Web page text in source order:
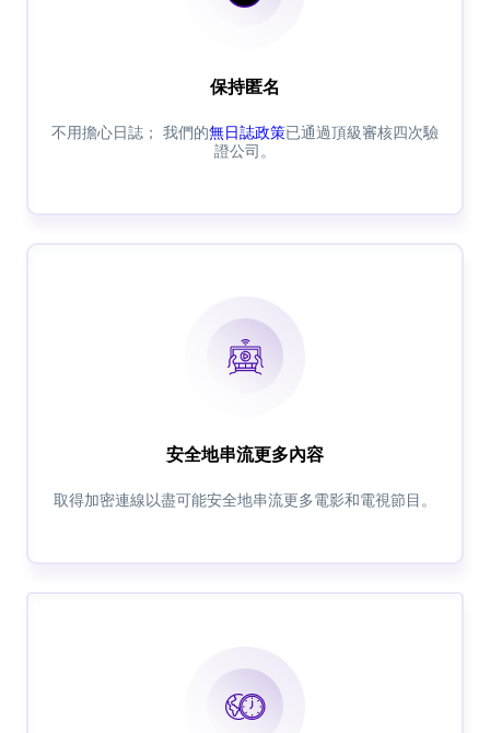
保持匿名
不用擔心日誌； 我們的無日誌政策已通過頂級審核四次驗
證公司。
安全地串流更多內容
取得加密連線以盡可能安全地串流更多電影和電視節目。